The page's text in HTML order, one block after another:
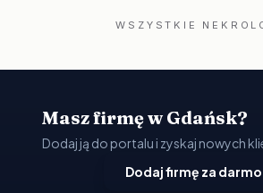
WSZYSTKIE
Masz firmę w Gdańsk?
Dodaj ją do portalu i zyskaj nowych
Dodaj firmę za darmo